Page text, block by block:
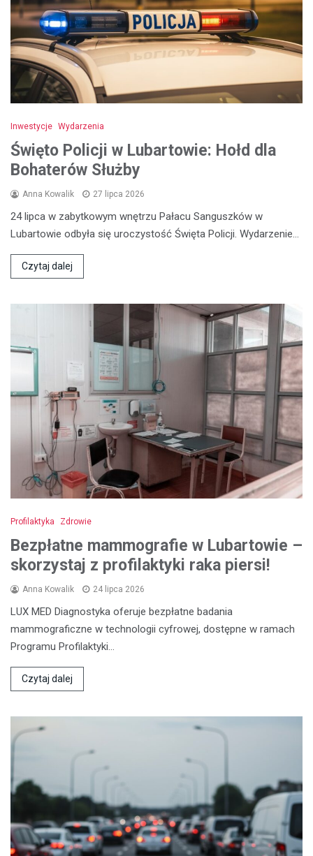
Inwestycje Wydarzenia
Święto Policji w Lubartowie: Hołd dla
Bohaterów Służby
Anna Kowalik 27 lipca 2026
24 lipca w zabytkowym wnętrzu Pałacu Sanguszków w
Lubartowie odbyła się uroczystość Święta Policji. Wydarzenie…
Czytaj dalej
Profilaktyka Zdrowie
Bezpłatne mammografie w Lubartowie –
skorzystaj z profilaktyki raka piersi!
Anna Kowalik 24 lipca 2026
LUX MED Diagnostyka oferuje bezpłatne badania
mammograficzne w technologii cyfrowej, dostępne w ramach
Programu Profilaktyki…
Czytaj dalej